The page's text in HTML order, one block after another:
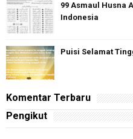
99 Asmaul Husna
Indonesia
Puisi Selamat
Komentar Terbaru
Pengikut